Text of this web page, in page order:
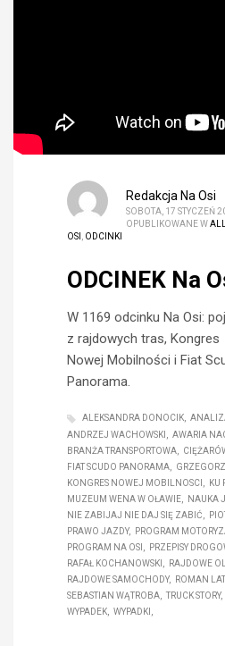
Redakcja Na Osi
SOBOTA, 17 STYCZEŃ
OPUBLIKOWANE W
OSI , ODCINKI
ODCINEK Na
W 1169 odcinku Na Osi:
z rajdowych tras, Kongres
Nowej Mobilności i Fiat
Panorama.
ALEKSANDRA DONOCIK
ANDRZEJ WACHOWSKI
AWARIA
BRANŻA TRANSPORTOWA
FIAT SCUDO PANORAMA
KONGRES NOWEJ MOBILNOSCI
KU
MUZEUM WENA W OŁAWIE
NAUKA
NIE ZABIJAJ NIE DAJ SIĘ ZABIĆ
PRAWO JAZDY
PROGRAM
PROGRAM NA OSI
PRZEPISY
RAFAŁ KOCHANOWSKI
RAJDOWE
RAJDOWE SAMOCHODY
ROMAN
SEBASTIAN WĄTROBA
TRUCK STORY
WYPADEK
WYPADKI